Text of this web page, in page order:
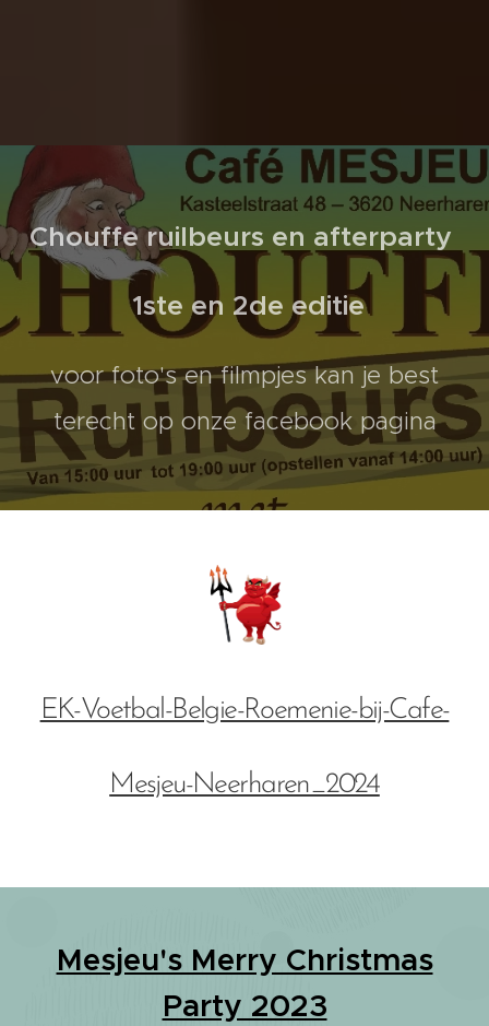
Chouffe ruilbeurs en afterparty
1ste en 2de editie
voor foto's en filmpjes kan je best
terecht op onze facebook pagina
EK-Voetbal-Belgie-Roemenie-bij-Cafe-
Mesjeu-Neerharen_2024
Mesjeu's Merry Christmas
Party 2023